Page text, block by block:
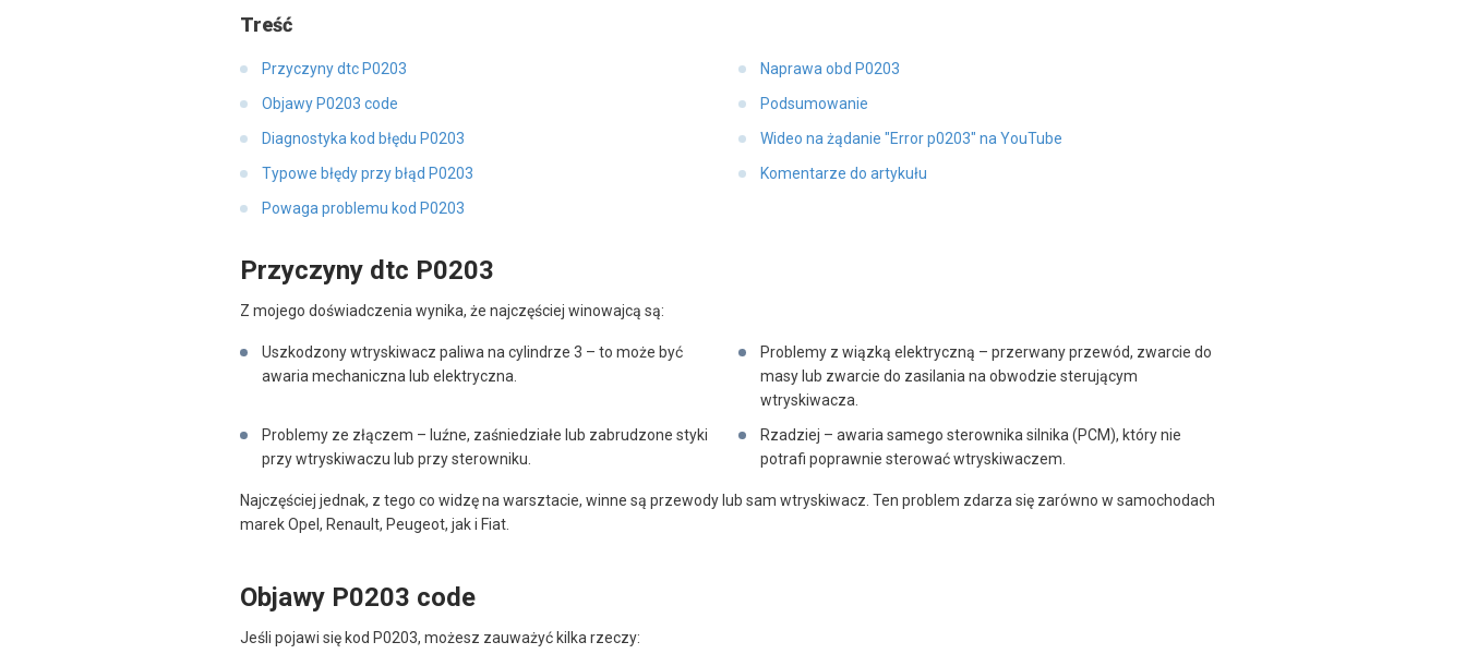
Treść
Przyczyny dtc P0203
Objawy P0203 code
Diagnostyka kod błędu P0203
Typowe błędy przy błąd P0203
Powaga problemu kod P0203
Naprawa obd P0203
Podsumowanie
Wideo na żądanie "Error p0203" na YouTube
Komentarze do artykułu
Przyczyny dtc P0203
Z mojego doświadczenia wynika, że najczęściej winowajcą są:
Uszkodzony wtryskiwacz paliwa na cylindrze 3 – to może być
awaria mechaniczna lub elektryczna.
Problemy z wiązką elektryczną – przerwany przewód, zwarcie do
masy lub zwarcie do zasilania na obwodzie sterującym
wtryskiwacza.
Problemy ze złączem – luźne, zaśniedziałe lub zabrudzone styki
przy wtryskiwaczu lub przy sterowniku.
Rzadziej – awaria samego sterownika silnika (PCM), który nie
potrafi poprawnie sterować wtryskiwaczem.
Najczęściej jednak, z tego co widzę na warsztacie, winne są przewody lub sam wtryskiwacz. Ten problem zdarza się zarówno w samochodach
marek Opel, Renault, Peugeot, jak i Fiat.
Objawy P0203 code
Jeśli pojawi się kod P0203, możesz zauważyć kilka rzeczy: